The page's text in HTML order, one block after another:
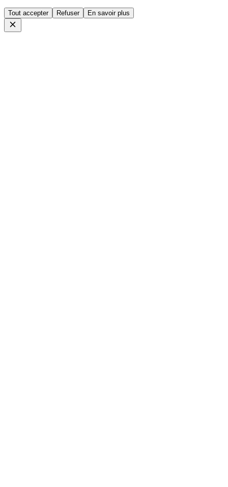
Tout accepter Refuser En savoir plus